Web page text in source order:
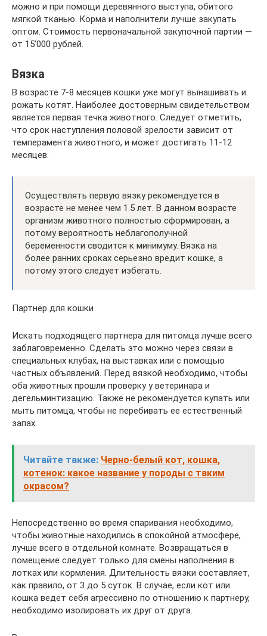
можно и при помощи деревянного выступа, обитого
мягкой тканью. Корма и наполнители лучше закупать
оптом. Стоимость первоначальной закупочной партии —
от 15’000 рублей.
Вязка
В возрасте 7-8 месяцев кошки уже могут вынашивать и
рожать котят. Наиболее достоверным свидетельством
является первая течка животного. Следует отметить,
что срок наступления половой зрелости зависит от
темперамента животного, и может достигать 11-12
месяцев.
Осуществлять первую вязку рекомендуется в
возрасте не менее чем 1.5 лет. В данном возрасте
организм животного полностью сформирован, а
потому вероятность неблагополучной
беременности сводится к минимуму. Вязка на
более ранних сроках серьезно вредит кошке, а
потому этого следует избегать.
Партнер для кошки
Искать подходящего партнера для питомца лучше всего
заблаговременно. Сделать это можно через связи в
специальных клубах, на выставках или с помощью
частных объявлений. Перед вязкой необходимо, чтобы
оба животных прошли проверку у ветеринара и
дегельминтизацию. Также не рекомендуется купать или
мыть питомца, чтобы не перебивать ее естественный
запах.
Читайте также: Черно-белый кот, кошка,
котенок: какое название у породы с таким
окрасом?
Непосредственно во время спаривания необходимо,
чтобы животные находились в спокойной атмосфере,
лучше всего в отдельной комнате. Возвращаться в
помещение следует только для смены наполнения в
лотках или кормления. Длительность вязки составляет,
как правило, от 3 до 5 суток. В случае, если кот или
кошка ведет себя агрессивно по отношению к партнеру,
необходимо изолировать их друг от друга.